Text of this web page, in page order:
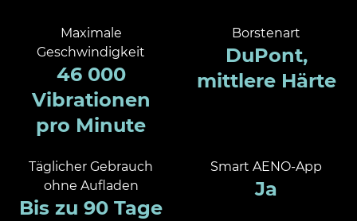
Maximale
Geschwindigkeit
46 000
Vibrationen
pro Minute
Borstenart
DuPont,
mittlere Härte
Täglicher Gebrauch
ohne Aufladen
Bis zu 90 Tage
Smart AENO-App
Ja